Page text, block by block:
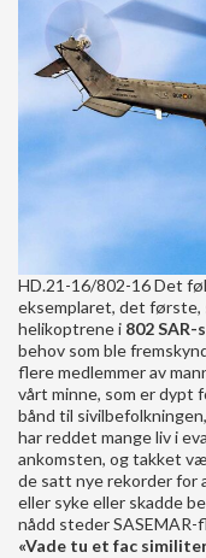
HD.21-16/802-16 Det
eksemplaret, det første,
helikoptrene i 802
behov som ble
flere medlemmer av
vårt minne, som er dypt
bånd til
har reddet mange liv i
ankomsten, og takket
de satt nye rekorder for
eller syke eller skadde
nådd steder
«Vade tu et fac